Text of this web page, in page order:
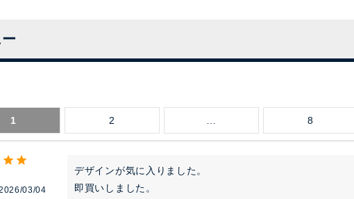
1 2 8
03/04
デザインが気に入りました。
即買いしました。